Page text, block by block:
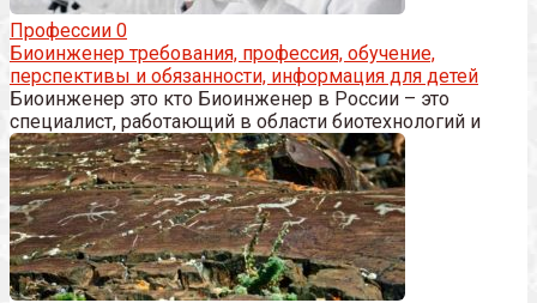
Профессии 0
Биоинженер требования, профессия, обучение,
перспективы и обязанности, информация для детей
Биоинженер это кто Биоинженер в России – это
специалист, работающий в области биотехнологий и